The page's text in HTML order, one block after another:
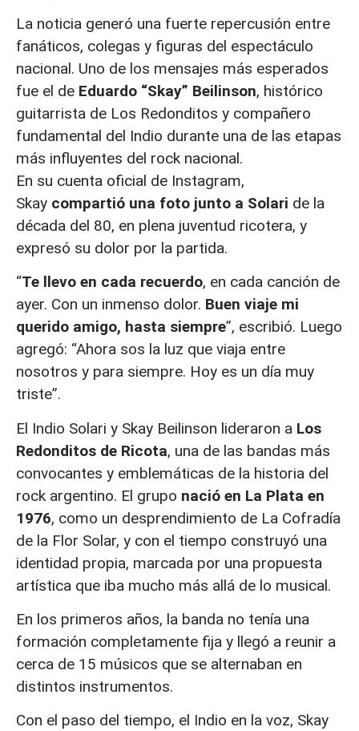
La noticia generó una fuerte repercusión entre
fanáticos, colegas y figuras del espectáculo
nacional. Uno de los mensajes más esperados
fue el de Eduardo “Skay” Beilinson, histórico
guitarrista de Los Redonditos y compañero
fundamental del Indio durante una de las etapas
más influyentes del rock nacional.
En su cuenta oficial de Instagram,
Skay compartió una foto junto a Solari de la
década del 80, en plena juventud ricotera, y
expresó su dolor por la partida.
“Te llevo en cada recuerdo, en cada canción de
ayer. Con un inmenso dolor. Buen viaje mi
querido amigo, hasta siempre”, escribió. Luego
agregó: “Ahora sos la luz que viaja entre
nosotros y para siempre. Hoy es un día muy
triste”.
El Indio Solari y Skay Beilinson lideraron a Los
Redonditos de Ricota, una de las bandas más
convocantes y emblemáticas de la historia del
rock argentino. El grupo nació en La Plata en
1976, como un desprendimiento de La Cofradía
de la Flor Solar, y con el tiempo construyó una
identidad propia, marcada por una propuesta
artística que iba mucho más allá de lo musical.
En los primeros años, la banda no tenía una
formación completamente fija y llegó a reunir a
cerca de 15 músicos que se alternaban en
distintos instrumentos.
Con el paso del tiempo, el Indio en la voz, Skay